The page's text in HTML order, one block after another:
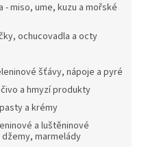
- miso, ume, kuzu a mořské
ochucovadla a octy
šťávy, nápoje a pyré
a hmyzí produkty
a krémy
a luštěninové
marmelády